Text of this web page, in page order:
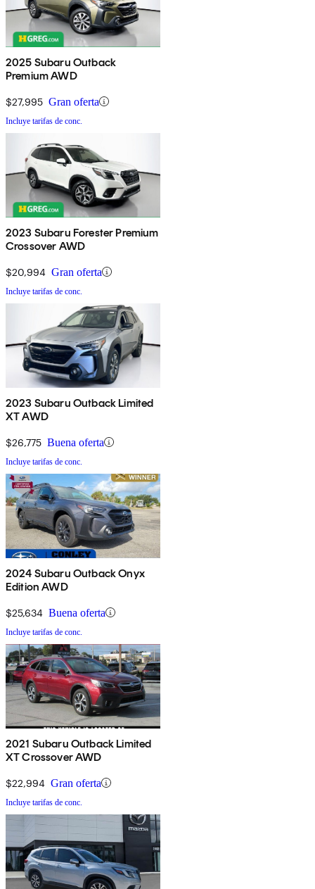
2025 Subaru Outback
Premium AWD
$27,995 Gran oferta
Incluye tarifas de conc.
2023 Subaru Forester Premium
Crossover AWD
$20,994 Gran oferta
Incluye tarifas de conc.
2023 Subaru Outback Limited
XT AWD
$26,775 Buena oferta
Incluye tarifas de conc.
2024 Subaru Outback Onyx
Edition AWD
$25,634 Buena oferta
Incluye tarifas de conc.
2021 Subaru Outback Limited
XT Crossover AWD
$22,994 Gran oferta
Incluye tarifas de conc.